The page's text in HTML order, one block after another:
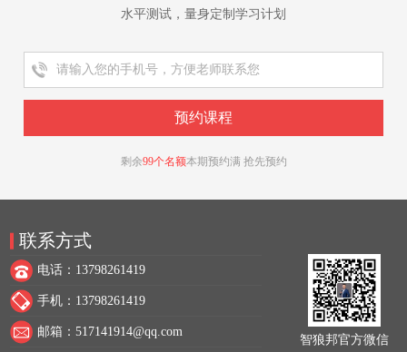
水平测试，量身定制学习计划
剩余99个名额本期预约满 抢先预约
智狼邦官方微信
联系方式
电话：13798261419
手机：13798261419
邮箱：517141914@qq.com